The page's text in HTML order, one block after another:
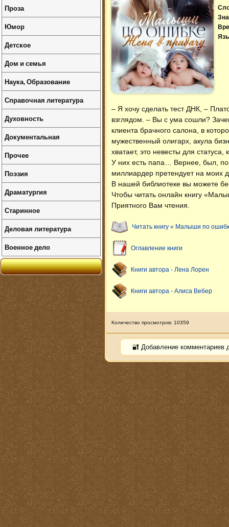
– Я хочу сделать тест ДНК, –
взглядом. – Вы с ума сошли?
клиента брачного салона, в
мужественный олигарх, акула
хватает, это невесты для
У них есть папа… Вернее, был,
миллиардер претендует на моих
В нашей библиотеке вы можете
Чтобы читать онлайн книгу
Приятного Вам чтения.
Читать книгу « Малыши по
Оглавление книги
Книги автора - Лена Лорен
Книги автора - Алиса Вебер
Количество просмотров: 10359
🔐 Добавление комментариев
Проза
Юмор
Детское
Дом и семья
Наука, Образование
Справочная литература
Духовность
Документальная
Прочее
Поэзия
Драматургия
Старинное
Деловая литература
Военное дело